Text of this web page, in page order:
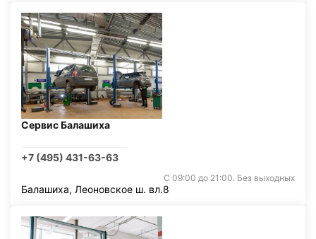
Сервис Балашиха
+7 (495) 431-63-63
С 09:00 до 21:00. Без выходных
Балашиха, Леоновское ш. вл.8